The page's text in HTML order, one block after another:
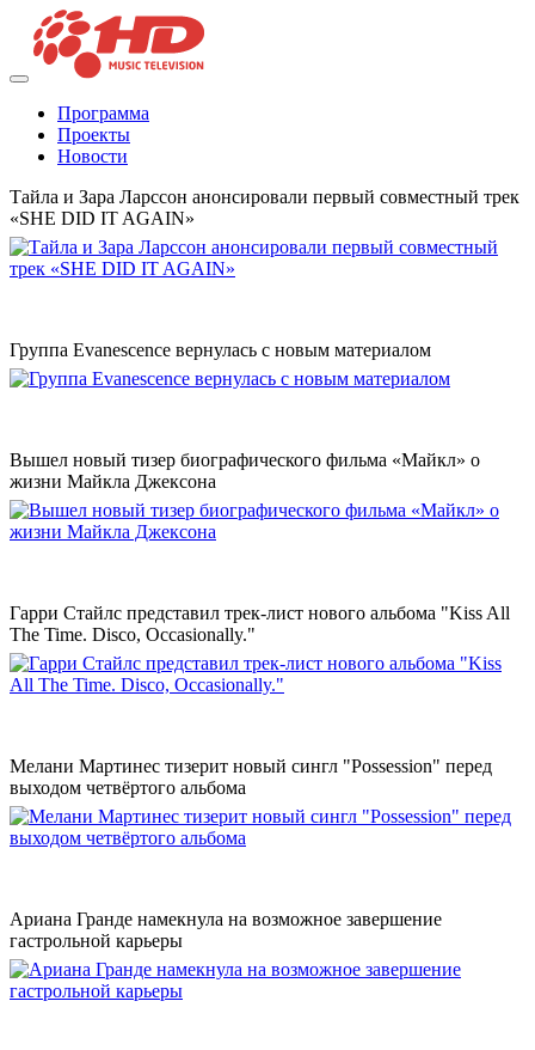
Программа
Проекты
Новости
Тайла и Зара Ларссон анонсировали первый совместный трек
«SHE DID IT AGAIN»
Группа Evanescence вернулась с новым материалом
Вышел новый тизер биографического фильма «Майкл» о
жизни Майкла Джексона
Гарри Стайлс представил трек-лист нового альбома "Kiss All
The Time. Disco, Occasionally."
Мелани Мартинес тизерит новый сингл "Possession" перед
выходом четвёртого альбома
Ариана Гранде намекнула на возможное завершение
гастрольной карьеры